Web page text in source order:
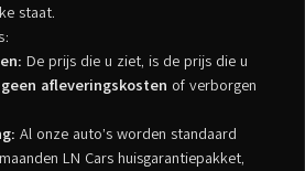
staat.
De prijs die u ziet, is de prijs die u
geen afleveringskosten of verborgen
Al onze auto’s worden standaard
LN Cars huisgarantiepakket,